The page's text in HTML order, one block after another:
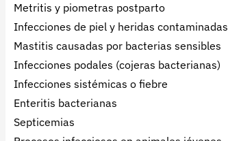
Metritis y piometras postparto
Infecciones de piel y heridas contaminadas
Mastitis causadas por bacterias sensibles
Infecciones podales (cojeras bacterianas)
Infecciones sistémicas o fiebre
Enteritis bacterianas
Septicemias